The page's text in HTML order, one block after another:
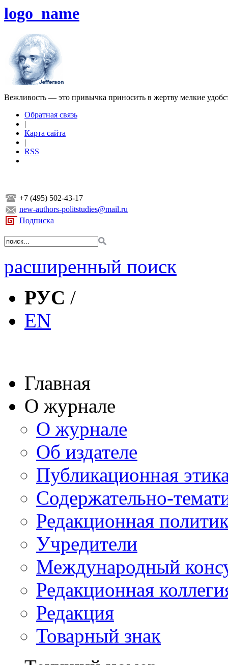
logo_name
Вежливость — это привычка приносить в жертву мелкие
Обратная связь
|
Карта сайта
|
RSS
+7 (495) 502-43-17
new-authors-politstudies@mail.ru
Подписка
расширенный поиск
РУС /
EN
Главная
О журнале
О журнале
Об издателе
Публикационная
Содержательно-
Редакционная
Учредители
Международный
Редакционная
Редакция
Товарный знак